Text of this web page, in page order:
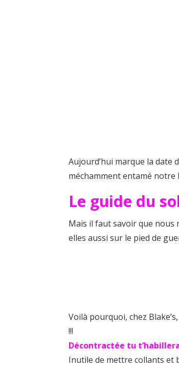
Aujourd’hui marque la date
méchamment entamé
Le guide du
Mais il faut savoir que nous
elles aussi sur le pied de
Voilà pourquoi, chez
!!!
Décontractée tu
Inutile de mettre collants et